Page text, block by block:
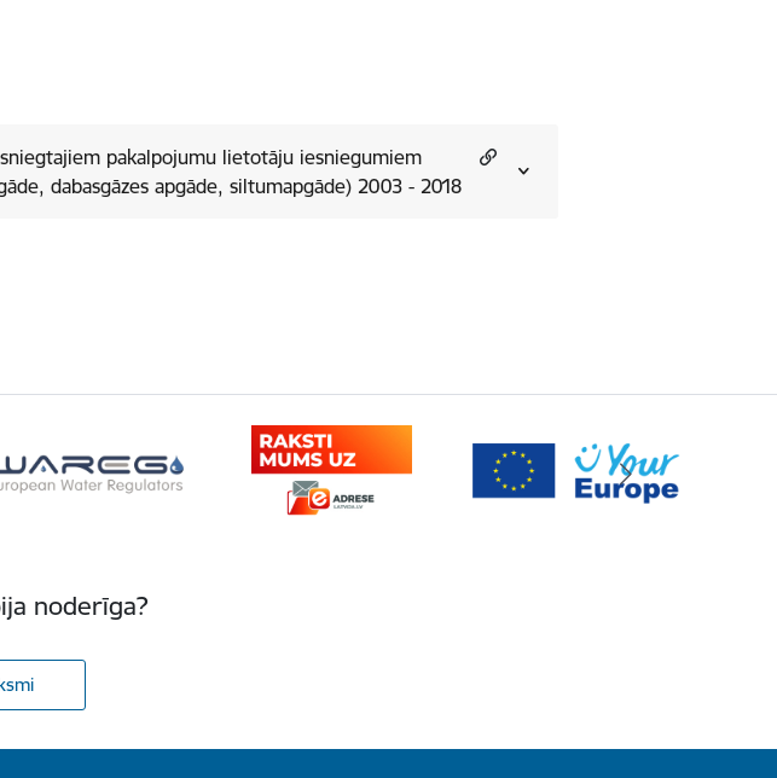
pakalpojumu lietotāju iesniegumiem
dabasgāzes apgāde, siltumapgāde) 2003 - 2018
noderīga?